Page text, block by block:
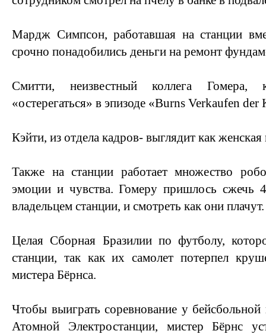
Мардж Симпсон, работавшая на станции
срочно понадобились деньги на ремонт
Смитти, неизвестный коллега Гомера,
«остерегаться» в эпизоде «Burns Verkaufen
Кэйти, из отдела кадров- выглядит как
Также на станции работает множество
эмоции и чувства. Гомеру пришлось сжечь
владельцем станции, и смотреть как они
Целая Сборная Бразилии по футболу,
станции, так как их самолет потерпел
мистера Бёрнса.
Чтобы выиграть соревнование у
Атомной Электростанции, мистер Бёрнс